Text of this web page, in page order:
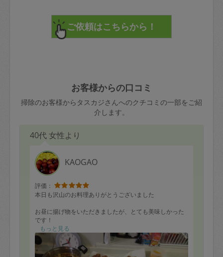
直前キャンセル料：
72時間前〜24時間前＝依頼料金の50%
依頼者不在による当日キャンセル＝依頼
金額の100%＋交通費全額
合、水曜日午前9時以降はキャンセル料が
発生
水曜日9時〜金曜日9時まで＝依頼料金の
50%
金曜日9時～土曜日8時まで＝依頼金額の
100%
土曜日8時〜実施時間＝依頼金額の100%
＋交通費全額
依頼者不在による当日キャンセル＝依頼
金額の100%＋交通費全額
みてください。
その後、一番気に入ったタスカジさんに
てください。
不在時に部屋に入るためにタスカジさん
きた場合は損害保険の対象外となるので
ご注意ください。
で、必ず鍵のかかるロッカーや金庫に入
れて依頼者の責任の元管理するよう心掛
けてください。
あわせてこちらも参照ください ： 初めて
利用します。注意しなくてはいけない点
はありますか？
お客様からの口コミ
掃除のお客様からタスカジさんへのクチコミの一部をご紹
介します。
40代 女性より
KAOGAO
評価：
本日も沢山のお料理ありがとうございました
お昼に揚げ物をいただきましたが、とても美味しかった
です！
また次回もよろしくお願い致します
もっと見る